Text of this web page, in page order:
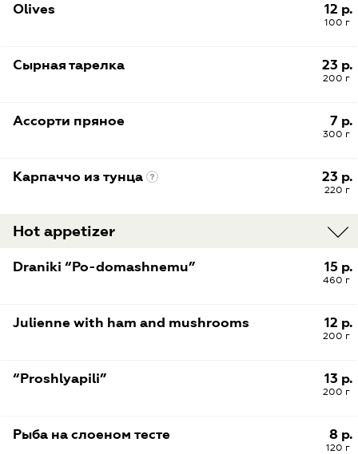
12 р.
100 г
Olives
23 р.
200 г
Сырная тарелка
7 р.
300 г
Ассорти пряное
23 р.
220 г
Карпаччо из тунца
Hot appetizer
15 р.
460 г
Draniki “Po-domashnemu”
12 р.
200 г
Julienne with ham and mushrooms
13 р.
200 г
“Proshlyapili”
8 р.
120 г
Рыба на слоеном тесте